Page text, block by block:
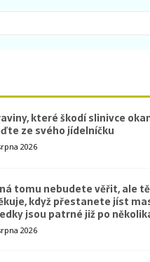
které škodí slinivce
ze svého jídelníčku
2026
tomu nebudete věřit, ale
když přestanete jíst
jsou patrné již po
2026